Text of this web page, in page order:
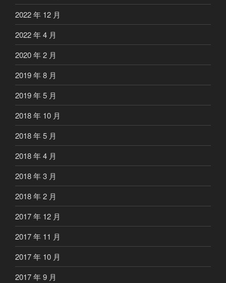
2022 年 12 月
2022 年 4 月
2020 年 2 月
2019 年 8 月
2019 年 5 月
2018 年 10 月
2018 年 5 月
2018 年 4 月
2018 年 3 月
2018 年 2 月
2017 年 12 月
2017 年 11 月
2017 年 10 月
2017 年 9 月